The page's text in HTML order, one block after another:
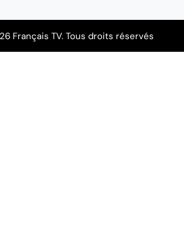
Français TV. Tous droits réservés